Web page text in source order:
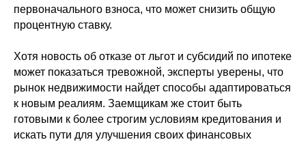
первоначального взноса, что может снизить общую
процентную ставку.
Хотя новость об отказе от льгот и субсидий по ипотеке
может показаться тревожной, эксперты уверены, что
рынок недвижимости найдет способы адаптироваться
к новым реалиям. Заемщикам же стоит быть
готовыми к более строгим условиям кредитования и
искать пути для улучшения своих финансовых